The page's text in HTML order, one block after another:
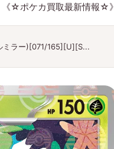
《☆ポケカ買取最新情報☆》
ミラー)[071/165][U][S...